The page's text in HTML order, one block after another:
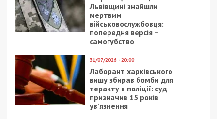
24/02/2022 - 17:02
“Днепропетровская
область – одна из
самых безопасных”, —
глава областной
11/02/2026 - 8:59
15 разів ворог
атакував два райони
Дніпропетровщини